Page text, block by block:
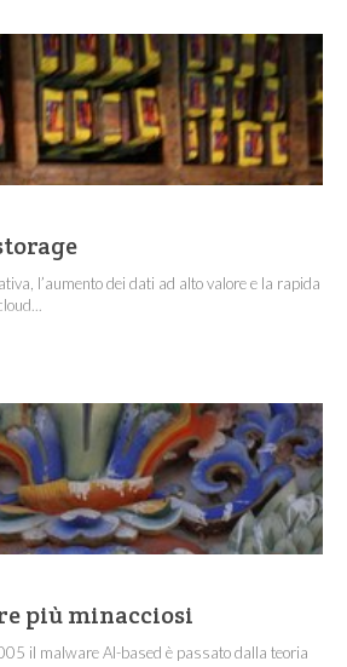
l’aumento dei dati ad alto valore e la rapida
più minacciosi
il malware AI-based è passato dalla teoria